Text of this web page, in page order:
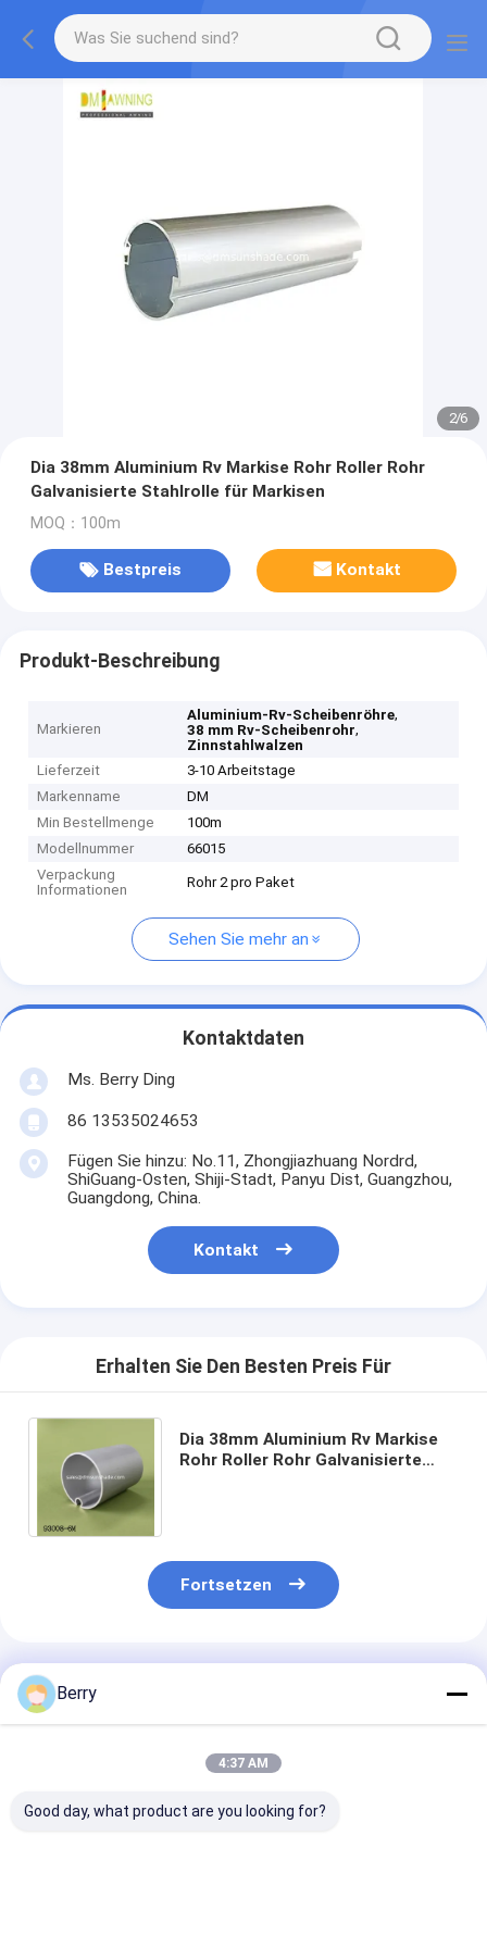
2/6
Dia 38mm Aluminium Rv Markise Rohr Roller Rohr
Galvanisierte Stahlrolle für Markisen
MOQ：100m
Bestpreis Kontakt
Produkt-Beschreibung
Markieren
Aluminium-Rv-Scheibenröhre,
38 mm Rv-Scheibenrohr,
Zinnstahlwalzen
Lieferzeit
3-10 Arbeitstage
Markenname
DM
Min Bestellmenge
100m
Modellnummer
66015
Verpackung
Informationen
Rohr 2 pro Paket
Sehen Sie mehr an
Kontaktdaten
Ms. Berry Ding
86 13535024653
Fügen Sie hinzu: No.11, Zhongjiazhuang Nordrd,
ShiGuang-Osten, Shiji-Stadt, Panyu Dist, Guangzhou,
Guangdong, China.
Kontakt
Erhalten Sie Den Besten Preis Für
Dia 38mm Aluminium Rv Markise
Rohr Roller Rohr Galvanisierte
Fortsetzen
Empfohlene Produkte
Berry
4:37 AM
Good day, what product are you looking for?